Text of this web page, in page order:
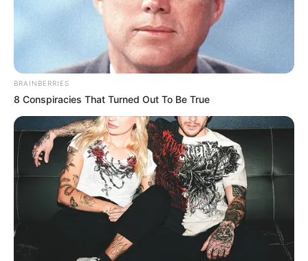
BRAINBERRIES
8 Conspiracies That Turned Out To Be True